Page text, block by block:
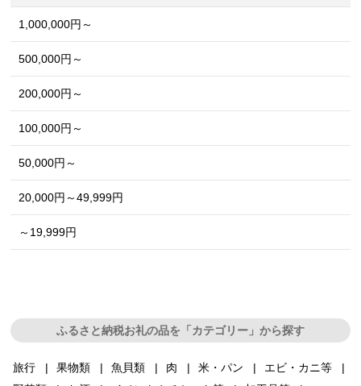
1,000,000円～
500,000円～
200,000円～
100,000円～
50,000円～
20,000円～49,999円
～19,999円
ふるさと納税お礼の品を「カテゴリー」から探す
旅行 果物類 魚貝類 肉 米・パン
エビ・カニ等